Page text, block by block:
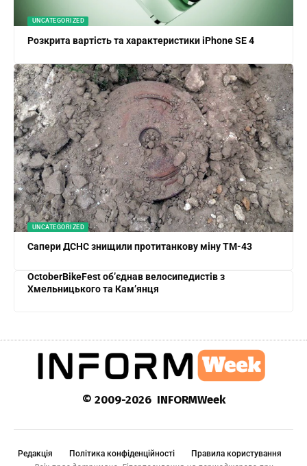
UNCATEGORIZED
Розкрита вартість та характеристики iPhone SE 4
UNCATEGORIZED
Сапери ДСНС знищили протитанкову міну ТМ-43
OctoberBikeFest об’єднав велосипедистів з
Хмельницького та Кам’янця
© 2009-2026 INFORMWeek
Редакція Політика конфіденційності
Правила користування